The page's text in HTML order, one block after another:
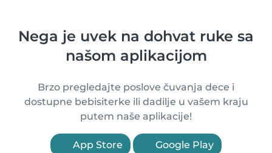
Nega je uvek na dohvat ruke sa
našom aplikacijom
Brzo pregledajte poslove čuvanja dece i
dostupne bebisiterke ili dadilje u vašem kraju
putem naše aplikacije!
App Store Google Play